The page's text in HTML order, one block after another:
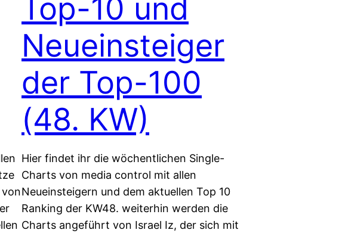
von
Top-10 und
Neueinsteiger
der Top-100
(48. KW)
Hier findet ihr die wöchentlichen Single-
Charts von media control mit allen
Neueinsteigern und dem aktuellen Top 10
Ranking der KW48. weiterhin werden die
Charts angeführt von Israel Iz, der sich mit